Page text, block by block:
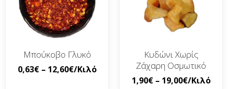
Μπούκοβο Γλυκό
0,63€ – 12,60€/Κιλό
Κυδώνι Χωρίς
Ζάχαρη Οσμωτικό
1,90€ – 19,00€/Κιλό